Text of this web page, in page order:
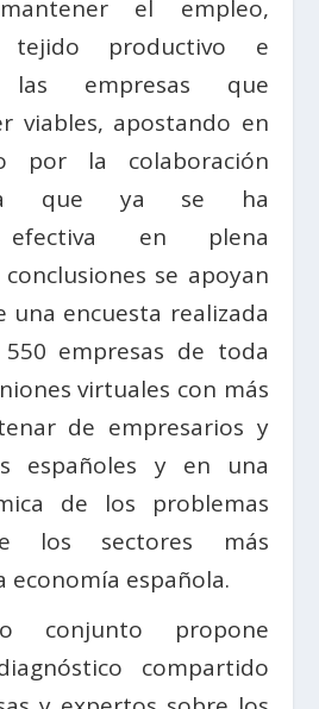
el empleo,
tejido productivo e
empresas que
viables, apostando en
por la colaboración
que ya se ha
efectiva en plena
se apoyan
una encuesta realizada
empresas de toda
virtuales con más
de empresarios y
españoles y en una
de los problemas
los sectores más
economía española.
conjunto propone
compartido